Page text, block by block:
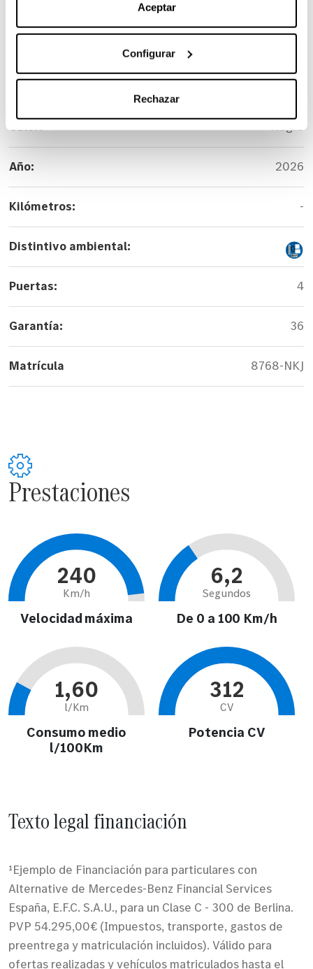
Aceptar
Configurar
Rechazar
Versión: C 300 d e EQ Berlina
Color: Negro
Año: 2026
Kilómetros: -
Distintivo ambiental:
Puertas: 4
Garantía: 36
Matrícula 8768-NKJ
Prestaciones
240
Km/h
Velocidad máxima
6,2
Segundos
De 0 a 100 Km/h
1,60
l/Km
Consumo medio
l/100Km
312
CV
Potencia CV
Texto legal financiación
¹Ejemplo de Financiación para particulares con
Alternative de Mercedes-Benz Financial Services
España, E.F.C. S.A.U., para un Clase C - 300 de Berlina.
PVP 54.295,00€ (Impuestos, transporte, gastos de
preentrega y matriculación incluidos). Válido para
ofertas realizadas y vehículos matriculados hasta el